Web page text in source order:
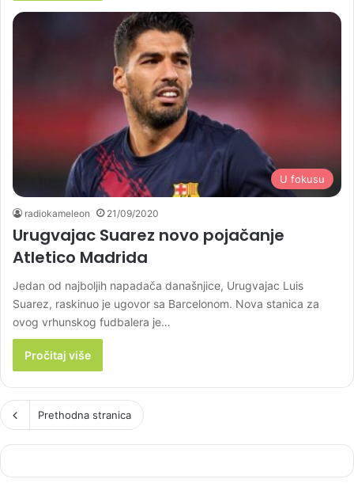
U fokusu
radiokameleon 21/09/2020
Urugvajac Suarez novo pojačanje
Atletico Madrida
Jedan od najboljih napadača današnjice, Urugvajac Luis
Suarez, raskinuo je ugovor sa Barcelonom. Nova stanica za
ovog vrhunskog fudbalera je…
Pročitaj više
Prethodna stranica